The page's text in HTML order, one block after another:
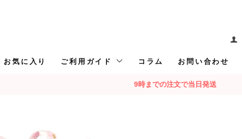
お気に入り ご利用ガイド コラム お問い合わせ
9時までの注文で当日発送